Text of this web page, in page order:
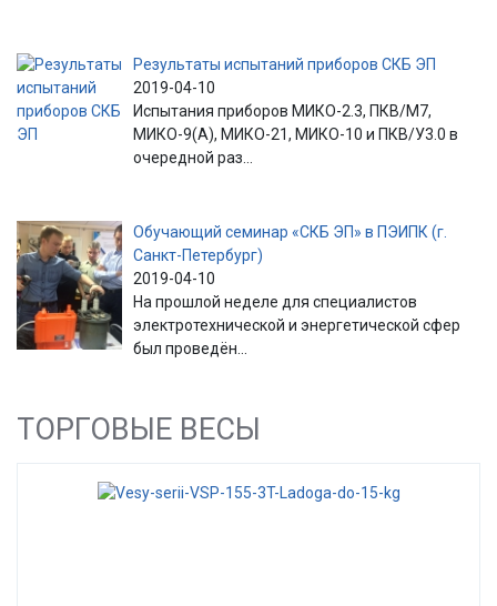
Результаты испытаний приборов СКБ ЭП
2019-04-10
Испытания приборов МИКО-2.3, ПКВ/М7,
МИКО-9(А), МИКО-21, МИКО-10 и ПКВ/У3.0 в
очередной раз...
Обучающий семинар «СКБ ЭП» в ПЭИПК (г.
Санкт-Петербург)
2019-04-10
На прошлой неделе для специалистов
электротехнической и энергетической сфер
был проведён...
ТОРГОВЫЕ ВЕСЫ